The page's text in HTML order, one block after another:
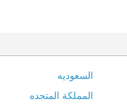
السعوديه
المملكة المتحده